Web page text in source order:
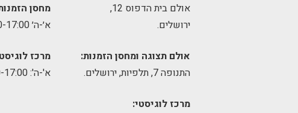
אולם בית הדפוס 12,
ירושלים.
אולם תצוגה ומחסן הזמנות:
התנופה 7, תלפיות, ירושלים.
מרכז לוגיסטי:
מחסן
א׳-ה׳ 09:00-17:00
מרכז
א'-ה': 8:00-17:00